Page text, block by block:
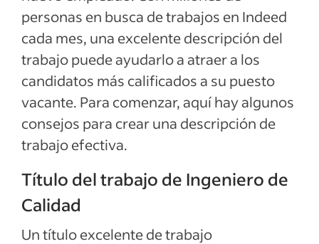
Calificaciones y habilidades de Ingeniero
de Calidad
Ejemplos de descripciones del empleo
Ver más
personas en busca de trabajos en Indeed
cada mes, una excelente descripción del
trabajo puede ayudarlo a atraer a los
candidatos más calificados a su puesto
vacante. Para comenzar, aquí hay algunos
consejos para crear una descripción de
trabajo efectiva.
Título del trabajo de Ingeniero de
Calidad
Un título excelente de trabajo